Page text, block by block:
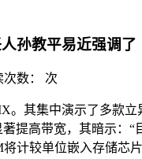
孙教平易近强调了
数： 次
集中演示了多款立
著提高带宽，其暗示
计较单位嵌入存储芯